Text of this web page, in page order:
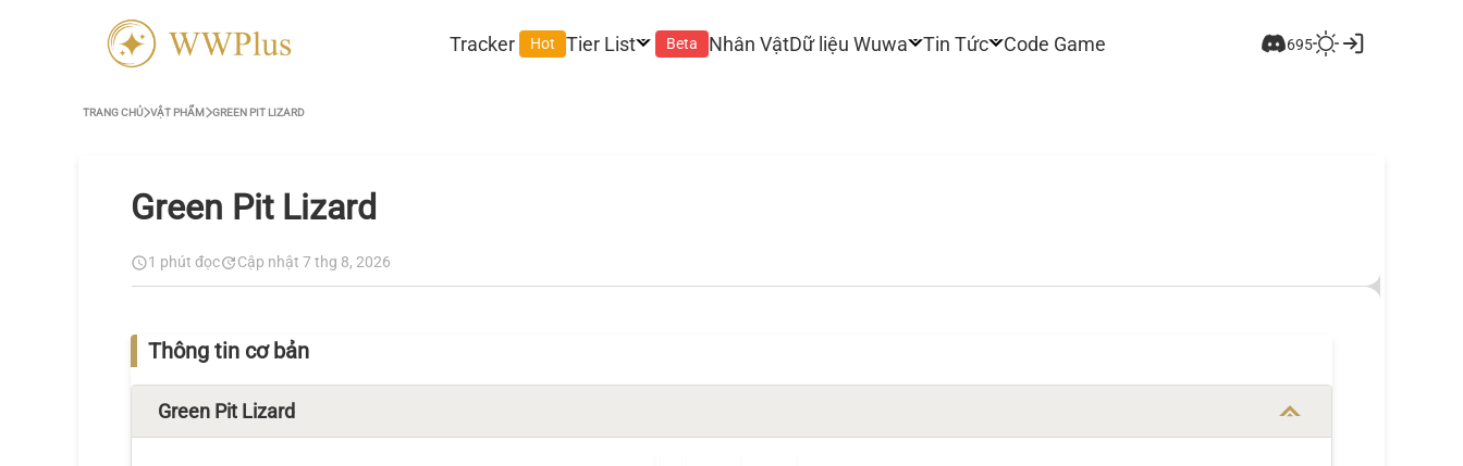
Tracker Hot Tier List Beta Nhân VậtDữ liệu Wuwa Tin Tức Code Game 695
TRANG CHỦ VẬT PHẨM GREEN PIT LIZARD
Green Pit Lizard
1 phút đọc Cập nhật 7 thg 8, 2026
Thông tin cơ bản
Green Pit Lizard